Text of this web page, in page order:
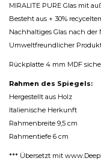
MIRALITE PURE Glas mit
Besteht aus + 30%
Nachhaltiges Glas nach der
Umweltfreundlicher
Rückplatte 4 mm MDF
Rahmen des Spiegels:
Hergestellt aus Holz
Italienische Herkunft
Rahmenbreite 9,5 cm
Rahmentiefe 6 cm
*** Übersetzt mit